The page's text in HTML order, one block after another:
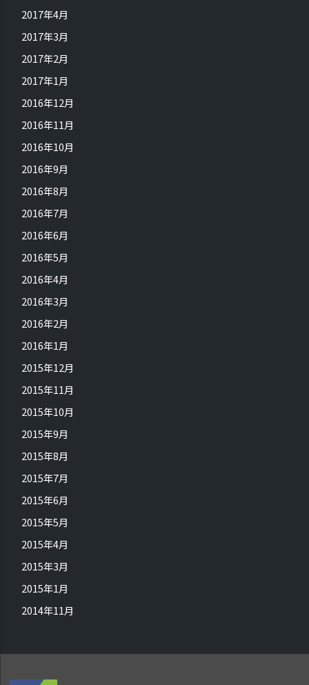
2017年4月
2017年3月
2017年2月
2017年1月
2016年12月
2016年11月
2016年10月
2016年9月
2016年8月
2016年7月
2016年6月
2016年5月
2016年4月
2016年3月
2016年2月
2016年1月
2015年12月
2015年11月
2015年10月
2015年9月
2015年8月
2015年7月
2015年6月
2015年5月
2015年4月
2015年3月
2015年1月
2014年11月